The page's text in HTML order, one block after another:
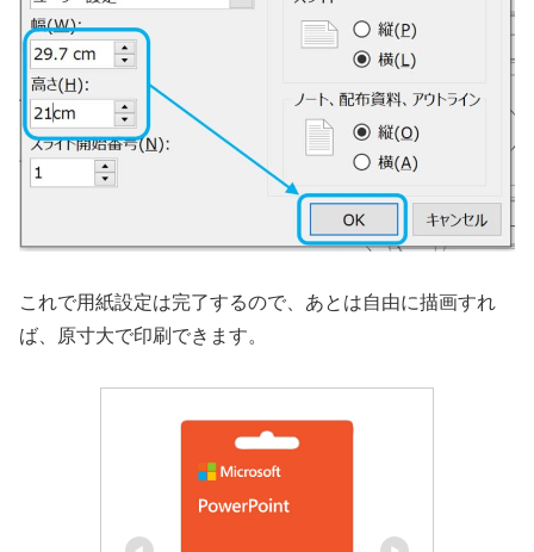
これで用紙設定は完了するので、あとは自由に描画すれ
ば、原寸大で印刷できます。